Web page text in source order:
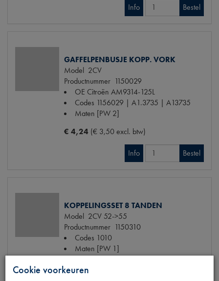
Info Bestel
GAFFELPENBUSJE KOPP. VORK
Model 2CV
Productnummer 1150029
OE Citroën AM9314-125L
Codes 1156029 | A1.3735 | A13735
Maten [PW 2]
€ 4,24 (€ 3,50 excl. btw)
Info Bestel
KOPPELINGSSET 8 TANDEN
Model 2CV 52->55
Productnummer 1150310
Codes 1010
Maten [PW 1]
€ 182,95
Cookie voorkeuren